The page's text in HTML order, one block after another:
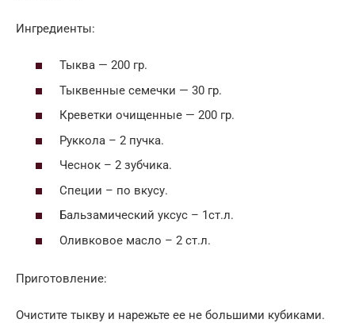
Ингредиенты:
Тыква — 200 гр.
Тыквенные семечки — 30 гр.
Креветки очищенные — 200 гр.
Руккола – 2 пучка.
Чеснок – 2 зубчика.
Специи – по вкусу.
Бальзамический уксус – 1ст.л.
Оливковое масло – 2 ст.л.
Приготовление:
Очистите тыкву и нарежьте ее не большими кубиками.